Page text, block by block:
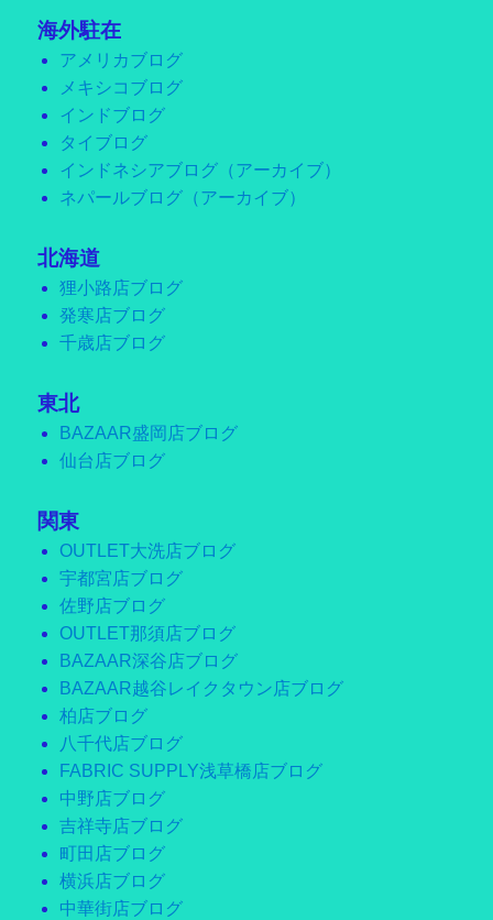
海外駐在
アメリカブログ
メキシコブログ
インドブログ
タイブログ
インドネシアブログ（アーカイブ）
ネパールブログ（アーカイブ）
北海道
狸小路店ブログ
発寒店ブログ
千歳店ブログ
東北
BAZAAR盛岡店ブログ
仙台店ブログ
関東
OUTLET大洗店ブログ
宇都宮店ブログ
佐野店ブログ
OUTLET那須店ブログ
BAZAAR深谷店ブログ
BAZAAR越谷レイクタウン店ブログ
柏店ブログ
八千代店ブログ
FABRIC SUPPLY浅草橋店ブログ
中野店ブログ
吉祥寺店ブログ
町田店ブログ
横浜店ブログ
中華街店ブログ